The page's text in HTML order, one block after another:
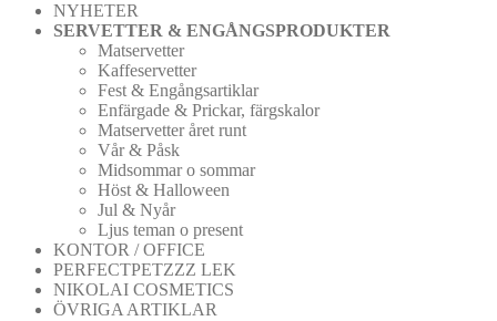
NYHETER
SERVETTER & ENGÅNGSPRODUKTER
Matservetter
Kaffeservetter
Fest & Engångsartiklar
Enfärgade & Prickar, färgskalor
Matservetter året runt
Vår & Påsk
Midsommar o sommar
Höst & Halloween
Jul & Nyår
Ljus teman o present
KONTOR / OFFICE
PERFECTPETZZZ LEK
NIKOLAI COSMETICS
ÖVRIGA ARTIKLAR